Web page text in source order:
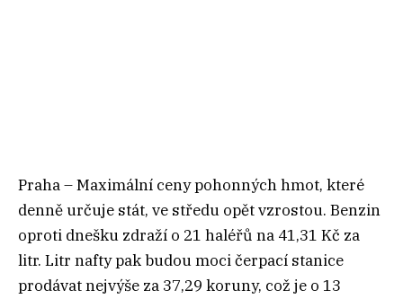
Praha – Maximální ceny pohonných hmot, které
denně určuje stát, ve středu opět vzrostou. Benzin
oproti dnešku zdraží o 21 haléřů na 41,31 Kč za
litr. Litr nafty pak budou moci čerpací stanice
prodávat nejvýše za 37,29 koruny, což je o 13